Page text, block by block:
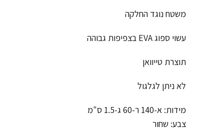
משטח נוגד החלקה
עשוי ספוג EVA בצפיפות גבוהה
תוצרת טייוואן
לא ניתן לגלגול
מידות: א-140 ר-60 ג-1.5 ס"מ
צבע: שחור